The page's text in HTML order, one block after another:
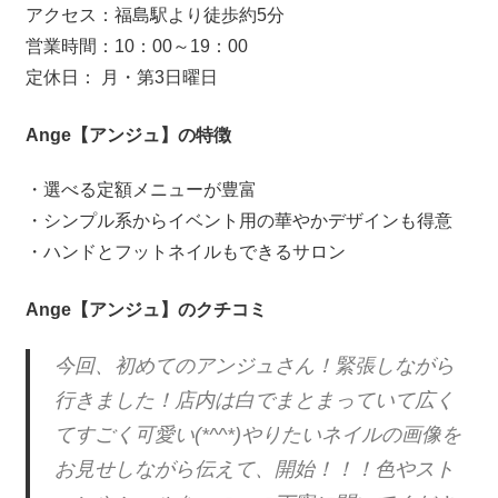
アクセス：福島駅より徒歩約5分
営業時間：10：00～19：00
定休日： 月・第3日曜日
Ange【アンジュ】の特徴
・選べる定額メニューが豊富
・シンプル系からイベント用の華やかデザインも得意
・ハンドとフットネイルもできるサロン
Ange【アンジュ】のクチコミ
今回、初めてのアンジュさん！緊張しながら
行きました！店内は白でまとまっていて広く
てすごく可愛い(*^^*)やりたいネイルの画像を
お見せしながら伝えて、開始！！！色やスト